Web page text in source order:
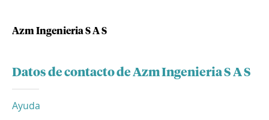
Azm Ingenieria S A S
Datos de contacto de Azm Ingenieria S A S
Ayuda